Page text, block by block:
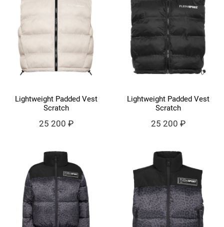
Lightweight Padded Vest
Scratch
25 200 ₽
Lightweight Padded Vest
Scratch
25 200 ₽